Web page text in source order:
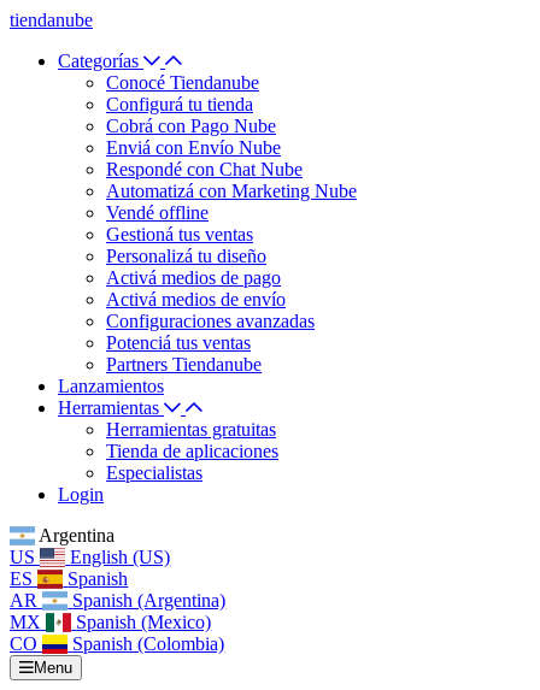
tiendanube
Categorías
Conocé Tiendanube
Configurá tu tienda
Cobrá con Pago Nube
Enviá con Envío Nube
Respondé con Chat Nube
Automatizá con Marketing Nube
Vendé offline
Gestioná tus ventas
Personalizá tu diseño
Activá medios de pago
Activá medios de envío
Configuraciones avanzadas
Potenciá tus ventas
Partners Tiendanube
Lanzamientos
Herramientas
Herramientas gratuitas
Tienda de aplicaciones
Especialistas
Login
Argentina
US
English (US)
ES
Spanish
AR
Spanish (Argentina)
MX
Spanish (Mexico)
CO
Spanish (Colombia)
Menu